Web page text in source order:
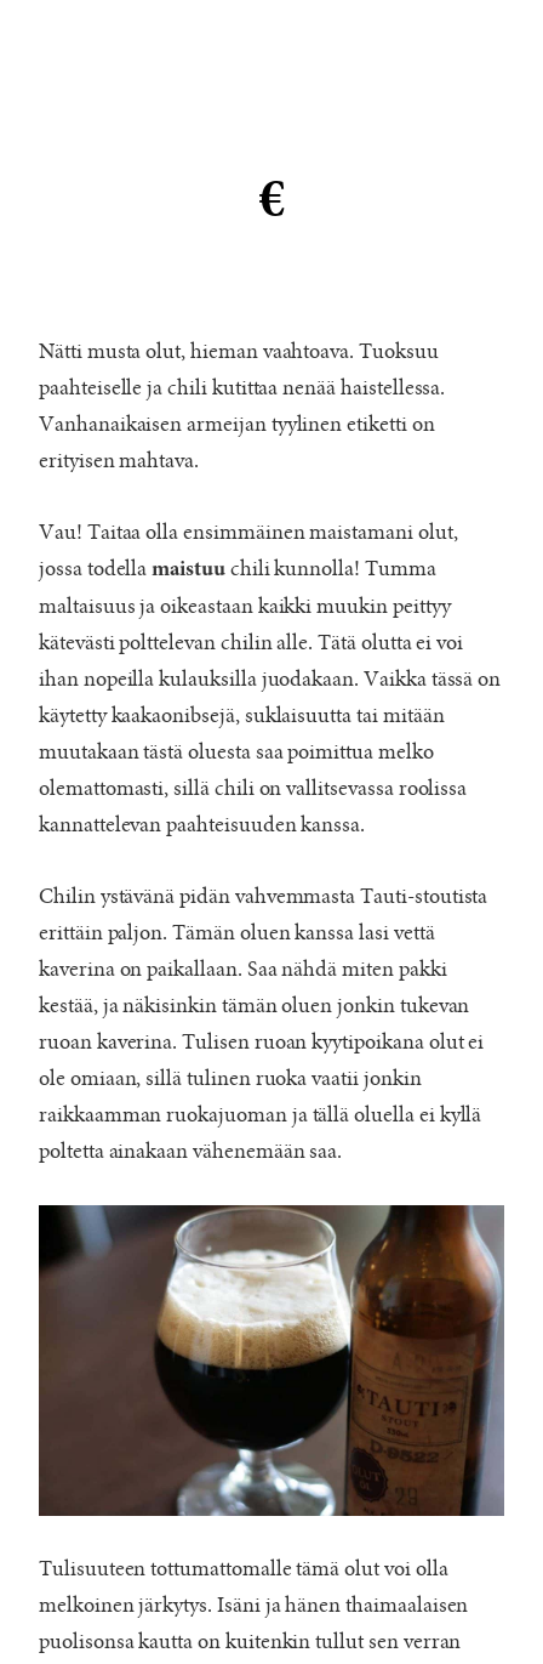
€
Nätti musta olut, hieman vaahtoava. Tuoksuu
paahteiselle ja chili kutittaa nenää haistellessa.
Vanhanaikaisen armeijan tyylinen etiketti on
erityisen mahtava.
Vau! Taitaa olla ensimmäinen maistamani olut,
jossa todellamaistuuchili kunnolla! Tumma
maltaisuus ja oikeastaan kaikki muukin peittyy
kätevästi polttelevan chilin alle. Tätä olutta ei voi
ihan nopeilla kulauksilla juodakaan. Vaikka tässä on
käytetty kaakaonibsejä, suklaisuutta tai mitään
muutakaan tästä oluesta saa poimittua melko
olemattomasti, sillä chili on vallitsevassa roolissa
kannattelevan paahteisuuden kanssa.
Chilin ystävänä pidän vahvemmasta Tauti-stoutista
erittäin paljon. Tämän oluen kanssa lasi vettä
kaverina on paikallaan. Saa nähdä miten pakki
kestää, ja näkisinkin tämän oluen jonkin tukevan
ruoan kaverina. Tulisen ruoan kyytipoikana olut ei
ole omiaan, sillä tulinen ruoka vaatii jonkin
raikkaamman ruokajuoman ja tällä oluella ei kyllä
poltetta ainakaan vähenemään saa.
Tulisuuteen tottumattomalle tämä olut voi olla
melkoinen järkytys. Isäni ja hänen thaimaalaisen
puolisonsa kautta on kuitenkin tullut sen verran